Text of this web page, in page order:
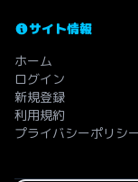
サイト情報
ホーム
ログイン
新規登録
利用規約
プライバシーポリシ